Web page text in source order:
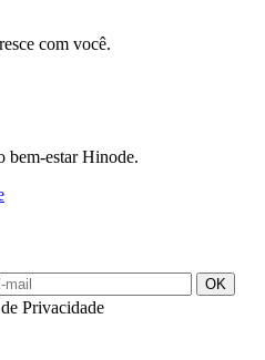
com você.
bem-estar Hinode.
OK
Privacidade